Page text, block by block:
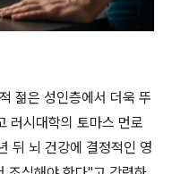
젊은 성인층에서 더욱 뚜
러시대학의 토마스 먼로
뒤 뇌 건강에 결정적인 영